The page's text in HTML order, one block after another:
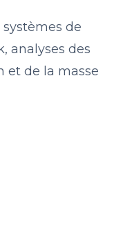
de
analyses des
et de la masse